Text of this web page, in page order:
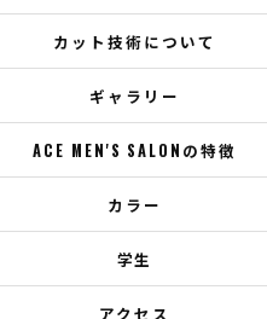
カット技術について
ギャラリー
ACE MEN'S SALONの特徴
カラー
学生
アクセス